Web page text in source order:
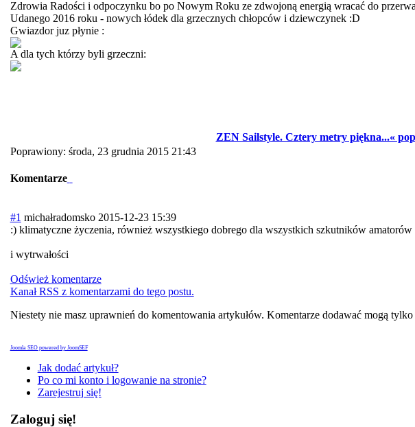
Zdrowia Radości i odpoczynku bo po Nowym Roku ze zdwojoną energią wracać do
Udanego 2016 roku - nowych łódek dla grzecznych chłopców i dziewczynek :D
Gwiazdor juz płynie :
A dla tych którzy byli grzeczni:
ZEN Sailstyle. Cztery metry piękna...«
Poprawiony: środa, 23 grudnia 2015 21:43
Komentarze
#1 michałradomsko 2015-12-23 15:39
:) klimatyczne życzenia, również wszystkiego dobrego dla wszystkich szkutników amatorów
i wytrwałości
Odśwież komentarze
Kanał RSS z komentarzami do tego postu.
Niestety nie masz uprawnień do komentowania artykułów. Komentarze dodawać mogą
Joomla SEO powered by JoomSEF
Jak dodać artykuł?
Po co mi konto i logowanie na stronie?
Zarejestruj się!
Zaloguj się!